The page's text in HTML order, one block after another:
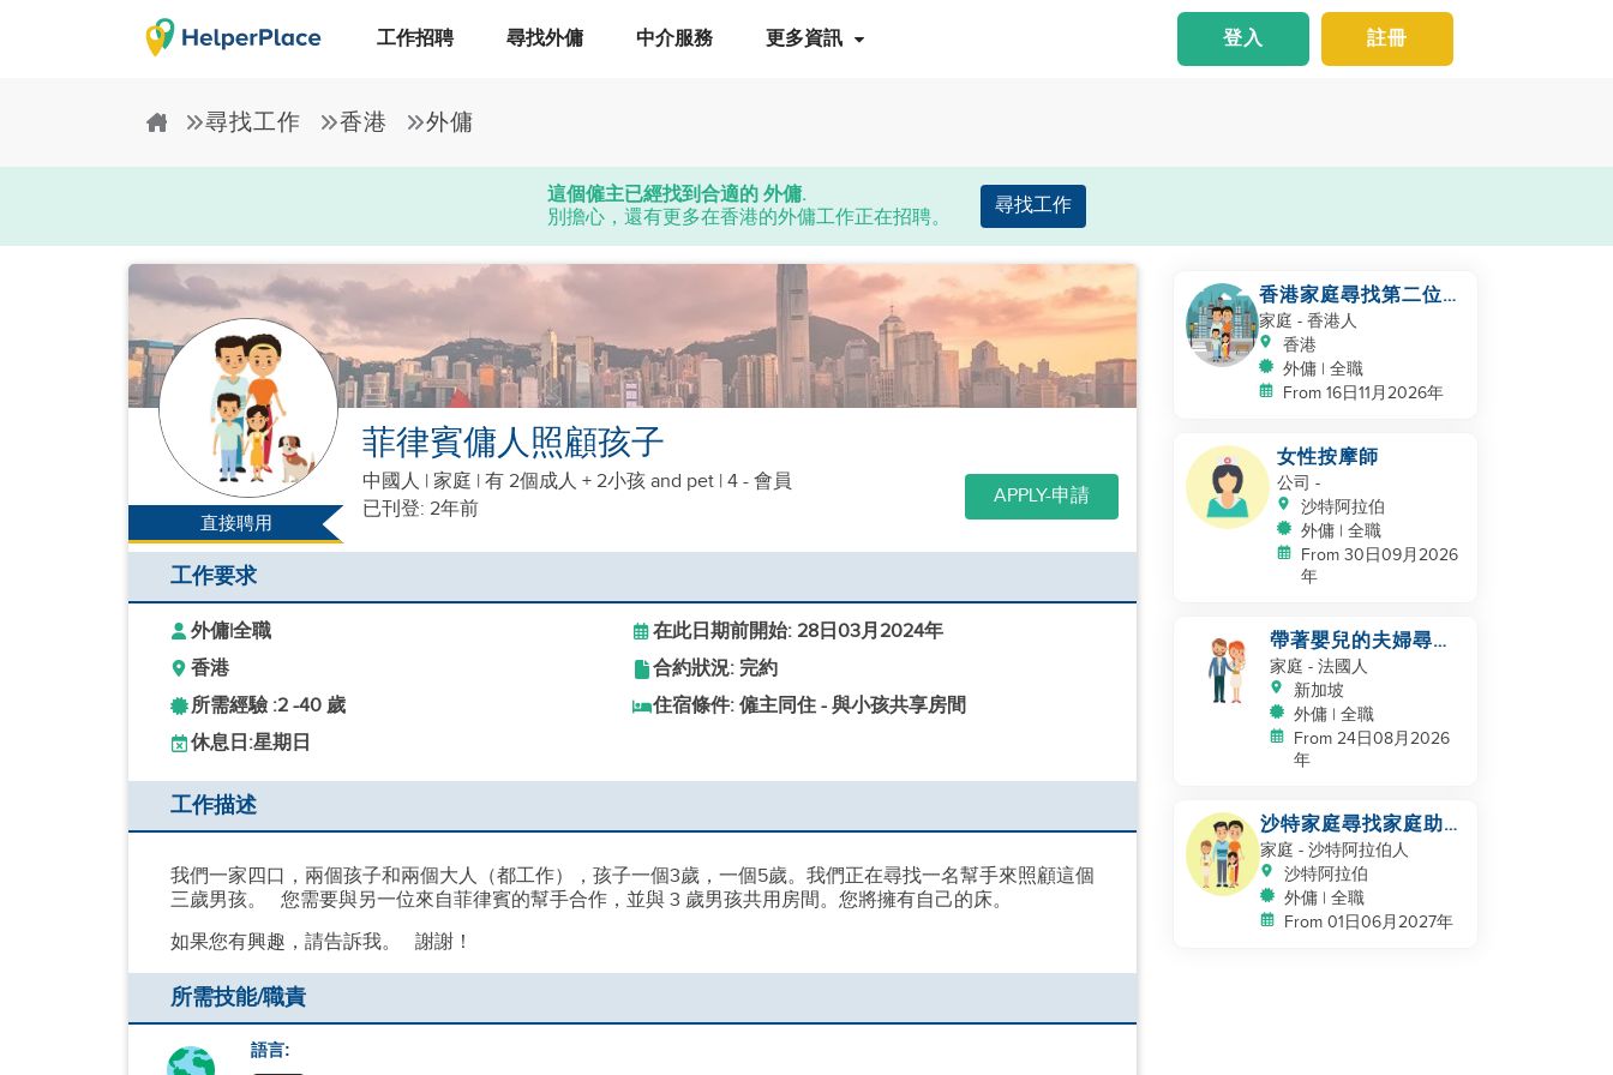
工作招聘 尋找外傭 中介服務 更多資訊 註冊
登入
尋找工作 香港 外傭
這個僱主已經找到合適的 外傭.
別擔心，還有更多在香港的外傭工作正在招聘。
尋找工作
直接聘用
菲律賓傭人照顧孩子
中國人 | 家庭 | 有 2個成人 + 2小孩 and pet | 4 - 會員
已刊登: 2年前
APPLY-申請
工作要求
外傭|全職
在此日期前開始: 28日03月2024年
香港
合約狀況: 完約
所需經驗 :2 -40 歲
住宿條件: 僱主同住 - 與小孩共享房間
休息日:星期日
工作描述
我們一家四口，兩個孩子和兩個大人（都工作），孩子一個3歲，一個5歲。我們正在尋找一名幫手來照顧這個
三歲男孩。
您需要與另一位來自菲律賓的幫手合作，並與 3 歲男孩共用房間。您將擁有自己的床。
如果您有興趣，請告訴我。
謝謝！
所需技能/職責
語言:
香港家庭尋找第二位幫
手照顧幼兒
家庭 - 香港人
香港
外傭 | 全職
From 16日11月2026年
女性按摩師
公司 -
沙特阿拉伯
外傭 | 全職
From 30日09月2026
年
帶著嬰兒的夫婦尋找
幫手
家庭 - 法國人
新加坡
外傭 | 全職
From 24日08月2026
年
沙特家庭尋找家庭助
理，保姆
家庭 - 沙特阿拉伯人
沙特阿拉伯
外傭 | 全職
From 01日06月2027年